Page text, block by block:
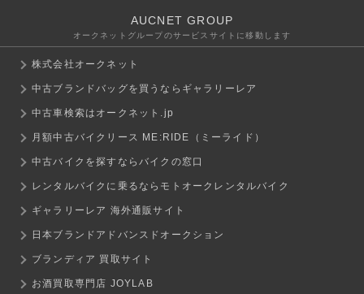
AUCNET GROUP
オークネットグループのサービスサイトに移動します
株式会社オークネット
中古ブランドバッグを買うならギャラリーレア
中古車検索はオークネット.jp
月額中古バイクリース ME:RIDE（ミーライド）
中古バイクを探すならバイクの窓口
レンタルバイクに乗るならモトオークレンタルバイク
ギャラリーレア 海外通販サイト
日本ブランドアドバンスドオークション
ブランディア 買取サイト
お酒買取専門店 JOYLAB